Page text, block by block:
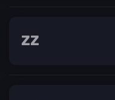
ZZ